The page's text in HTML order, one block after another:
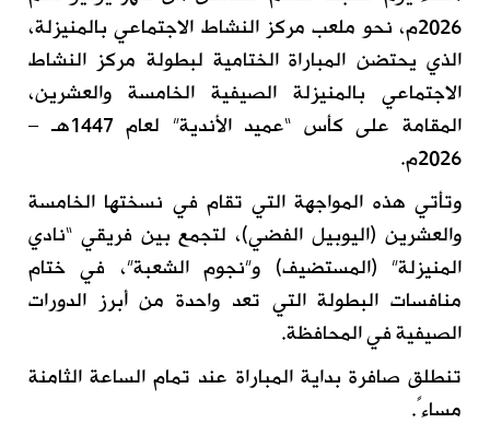
2026م، نحو ملعب مركز النشاط الاجتماعي بالمنيزلة،
الذي يحتضن المباراة الختامية لبطولة مركز النشاط
الاجتماعي بالمنيزلة الصيفية الخامسة والعشرين،
المقامة على كأس “عميد الأندية” لعام 1447هـ –
2026م.
وتأتي هذه المواجهة التي تقام في نسختها الخامسة
والعشرين (اليوبيل الفضي)، لتجمع بين فريقي “نادي
المنيزلة” (المستضيف) و”نجوم الشعبة”، في ختام
منافسات البطولة التي تعد واحدة من أبرز الدورات
الصيفية في المحافظة.
تنطلق صافرة بداية المباراة عند تمام الساعة الثامنة
مساءً.